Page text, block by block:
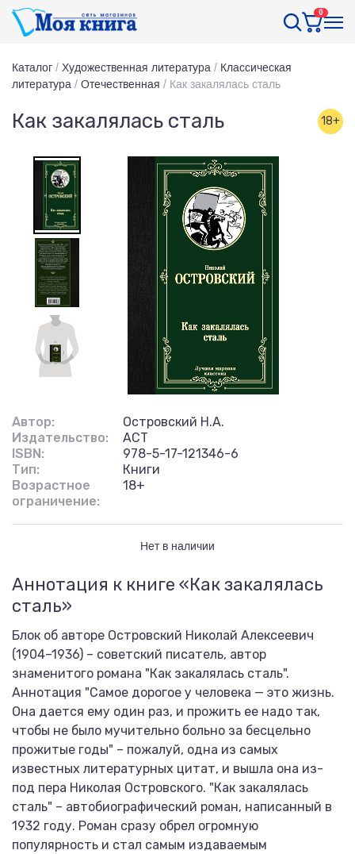
0
Каталог / Художественная литература / Классическая
литература / Отечественная / Как закалялась сталь
Как закалялась сталь 18+
Автор:
Островский Н.А.
Издательство:
АСТ
ISBN:
978-5-17-121346-6
Тип:
Книги
Возрастное
ограничение:
18+
Нет в наличии
Аннотация к книге «Как закалялась
сталь»
Блок об авторе Островский Николай Алексеевич
(1904–1936) – советский писатель, автор
знаменитого романа "Как закалялась сталь".
Аннотация "Самое дорогое у человека — это жизнь.
Она дается ему один раз, и прожить ее надо так,
чтобы не было мучительно больно за бесцельно
прожитые годы" – пожалуй, одна из самых
известных литературных цитат, и вышла она из-
под пера Николая Островского. "Как закалялась
сталь" – автобиографический роман, написанный в
1932 году. Роман сразу обрел огромную
популярность и стал самым издаваемым